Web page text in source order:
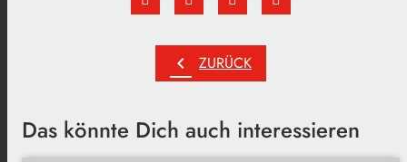
chevron_left ZURÜCK
Das könnte Dich auch interessieren